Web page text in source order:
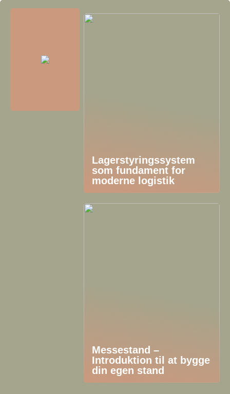
Lagerstyringssystem
som fundament for
moderne logistik
Messestand –
Introduktion til at bygge
din egen stand